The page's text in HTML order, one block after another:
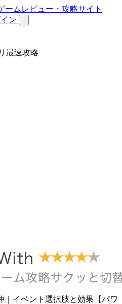
ン
最速攻略
｜イベント選択肢と効果【パワ